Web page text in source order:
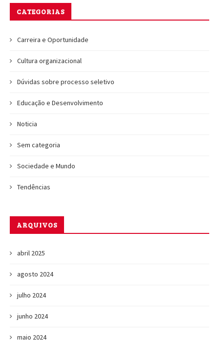
CATEGORIAS
Carreira e Oportunidade
Cultura organizacional
Dúvidas sobre processo seletivo
Educação e Desenvolvimento
Noticia
Sem categoria
Sociedade e Mundo
Tendências
ARQUIVOS
abril 2025
agosto 2024
julho 2024
junho 2024
maio 2024